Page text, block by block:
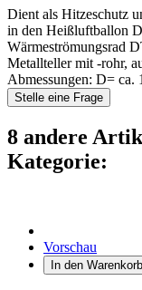
Dient als Hitzeschutz
in den Heißluftballon
Wärmeströmungsrad
Metallteller mit -rohr,
Abmessungen: D= ca.
Stelle eine Frage
8 andere
Kategorie:
Vorschau
In den Warenkorb